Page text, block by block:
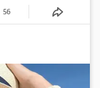
56